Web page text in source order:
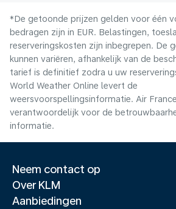
*De getoonde prijzen gelden voor één
bedragen zijn in EUR. Belastingen,
reserveringskosten zijn inbegrepen. De
kunnen variëren, afhankelijk van de
tarief is definitief zodra u uw
World Weather Online levert de
weersvoorspellingsinformatie. Air
verantwoordelijk voor de
informatie.
Neem contact op
Over KLM
Aanbiedingen